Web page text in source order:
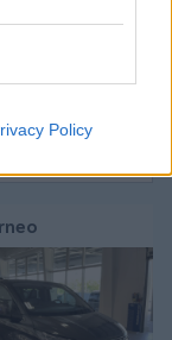
Policy
#CHELSEA